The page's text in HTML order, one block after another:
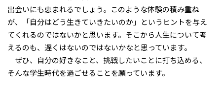
出会いにも恵まれるでしょう。このような体験の積み重ね
が、「自分はどう生きていきたいのか」というヒントを与え
てくれるのではないかと思います。そこから人生について考
えるのも、遅くはないのではないかなと思っています。
ぜひ、自分の好きなこと、挑戦したいことに打ち込める、
そんな学生時代を過ごせることを願っています。